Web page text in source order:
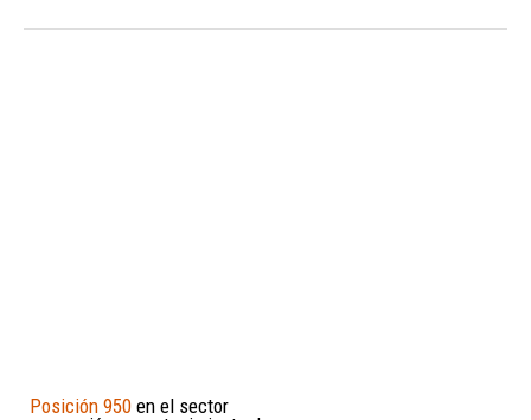
Posición 950 en el sector